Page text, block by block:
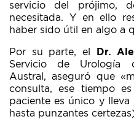
servicio del prójimo,
necesitada. Y en ello
haber sido útil en algo a
Por su parte, el Dr.
Servicio de Urología
Austral, aseguró que
consulta, ese tiempo
paciente es único y
hasta punzantes